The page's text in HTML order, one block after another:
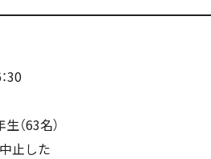
30
（63名）
止した